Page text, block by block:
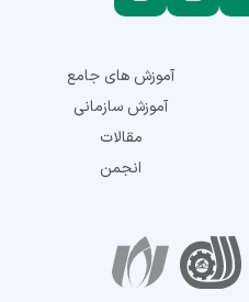
آموزش های جامع
آموزش سازمانی
مقالات
انجمن
نمادهای اعتماد